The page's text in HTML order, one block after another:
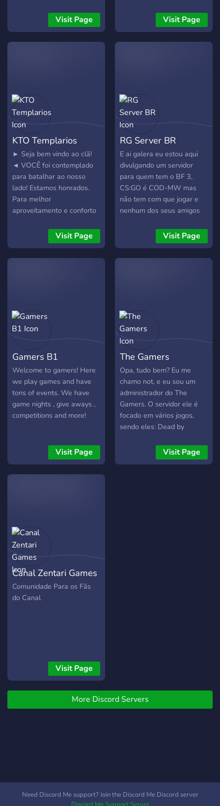
Sistema de denúncia
simples e prático ➤ Acesso
duo/squads Ideal para
qualquer jogador! Iniciantes
e avançados. Tenham
Visit Page Visit Page
KTO Templarios
► Seja bem vindo ao clã!
◄ VOCÊ foi contemplado
para batalhar ao nosso
lado! Estamos honrados.
Para melhor
aproveitamento e conforto
tópicos importantes que
devem ser levados em
conta: :point_right: LEIA
convidar amigos para se
juntar ao clã, consulte um
dos @*GRAO MESTRE* OU
:point_right: Tenha uma boa
convivência com todos do
clã. Nosso lema é:
RESPEITO ACIMA DE
TUDO! :point_right: Se tiver
qualquer problema AQUI
um @*GRAO MESTRE* .
Ele o ajudará a resolver.
Visit Page
RG Server BR
E ai galera eu estou aqui
divulgando um servidor
para quem tem o BF 3,
CS:GO é COD-MW mas
não tem com que jogar e
nenhum dos seus amigos
eu então eu criei um
servidor para que todos os
amantes de jogos FPS que
FPS novinho no capricho
Visit Page
Gamers B1
Welcome to gamers! Here
we play games and have
tons of events. We have
game nights , give aways ,
competitions and more!
Visit Page
The Gamers
Opa, tudo bem? Eu me
chamo not, e eu sou um
administrador do The
Gamers. O servidor ele é
focado em vários jogos,
sendo eles: Dead by
Roblox, Friday The 13th:
The game, League of
Visit Page
Canal Zentari Games
Comunidade Para os Fãs
do Canal
Visit Page
More Discord Servers
Need Discord Me support? Join the Discord Me Discord server